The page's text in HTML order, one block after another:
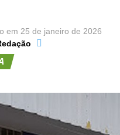
em 25 de janeiro de 2026